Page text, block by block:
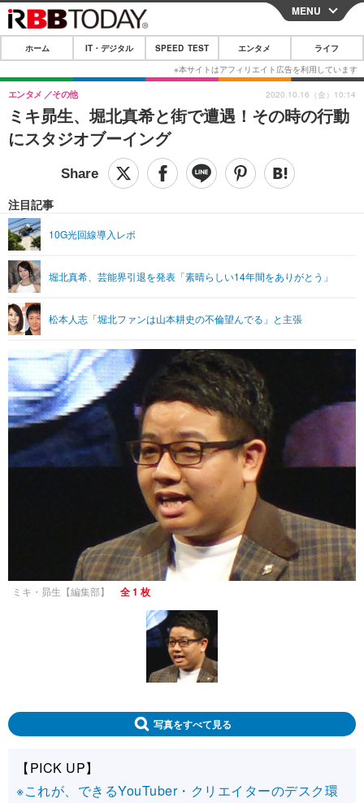
CLOSE
ホーム
IT・デジタル
IT・デジタルTOP スマートフォン
ショッピング その他
SPEED TEST
エンタメTOP 映画・ドラマ
グラビア ブログ
ショッピング その他
ライフTOP
リリース一覧
プッシュ通知の停止方法
MENU
ホーム IT・デジタル SPEED TEST エンタメ ライフ
ミキ昴生、堀北真希と街で遭遇！その時の行動
にスタジオブーイング
エンタメ その他
注目記事
10G光回線導入レポ
堀北真希、芸能界引退を発表「素晴らしい14年間をありがとう」
松本人志「堀北ファンは山本耕史の不倫望んでる」と主張
2020.10.16（金）10:14
ミキ・昴生【編集部】 全 1 枚
写真をすべて見る
【PICK UP】
※これが、できるYouTuber・クリエイターのデスク環